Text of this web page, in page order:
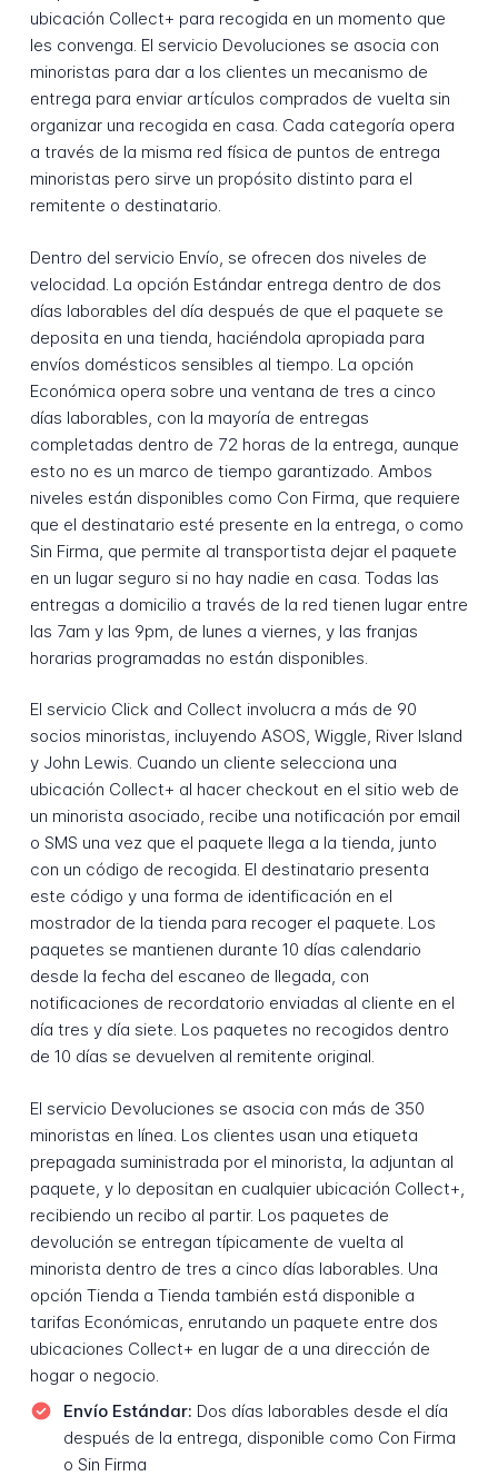
ubicación Collect+ para recogida en un momento que
les convenga. El servicio Devoluciones se asocia con
minoristas para dar a los clientes un mecanismo de
entrega para enviar artículos comprados de vuelta sin
organizar una recogida en casa. Cada categoría opera
a través de la misma red física de puntos de entrega
minoristas pero sirve un propósito distinto para el
remitente o destinatario.
Dentro del servicio Envío, se ofrecen dos niveles de
velocidad. La opción Estándar entrega dentro de dos
días laborables del día después de que el paquete se
deposita en una tienda, haciéndola apropiada para
envíos domésticos sensibles al tiempo. La opción
Económica opera sobre una ventana de tres a cinco
días laborables, con la mayoría de entregas
completadas dentro de 72 horas de la entrega, aunque
esto no es un marco de tiempo garantizado. Ambos
niveles están disponibles como Con Firma, que requiere
que el destinatario esté presente en la entrega, o como
Sin Firma, que permite al transportista dejar el paquete
en un lugar seguro si no hay nadie en casa. Todas las
entregas a domicilio a través de la red tienen lugar entre
las 7am y las 9pm, de lunes a viernes, y las franjas
horarias programadas no están disponibles.
El servicio Click and Collect involucra a más de 90
socios minoristas, incluyendo ASOS, Wiggle, River Island
y John Lewis. Cuando un cliente selecciona una
ubicación Collect+ al hacer checkout en el sitio web de
un minorista asociado, recibe una notificación por email
o SMS una vez que el paquete llega a la tienda, junto
con un código de recogida. El destinatario presenta
este código y una forma de identificación en el
mostrador de la tienda para recoger el paquete. Los
paquetes se mantienen durante 10 días calendario
desde la fecha del escaneo de llegada, con
notificaciones de recordatorio enviadas al cliente en el
día tres y día siete. Los paquetes no recogidos dentro
de 10 días se devuelven al remitente original.
El servicio Devoluciones se asocia con más de 350
minoristas en línea. Los clientes usan una etiqueta
prepagada suministrada por el minorista, la adjuntan al
paquete, y lo depositan en cualquier ubicación Collect+,
recibiendo un recibo al partir. Los paquetes de
devolución se entregan típicamente de vuelta al
minorista dentro de tres a cinco días laborables. Una
opción Tienda a Tienda también está disponible a
tarifas Económicas, enrutando un paquete entre dos
ubicaciones Collect+ en lugar de a una dirección de
hogar o negocio.
Envío Estándar: Dos días laborables desde el día
después de la entrega, disponible como Con Firma
o Sin Firma